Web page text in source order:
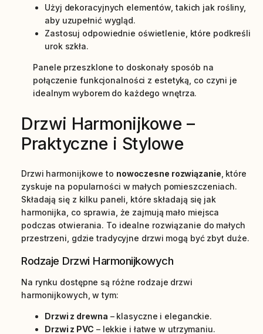
Użyj dekoracyjnych elementów, takich jak rośliny,
aby uzupełnić wygląd.
Zastosuj odpowiednie oświetlenie, które podkreśli
urok szkła.
Panele przeszklone to doskonały sposób na
połączenie funkcjonalności z estetyką, co czyni je
idealnym wyborem do każdego wnętrza.
Drzwi Harmonijkowe –
Praktyczne i Stylowe
Drzwi harmonijkowe to nowoczesne rozwiązanie , które
zyskuje na popularności w małych pomieszczeniach.
Składają się z kilku paneli, które składają się jak
harmonijka, co sprawia, że zajmują mało miejsca
podczas otwierania. To idealne rozwiązanie do małych
przestrzeni, gdzie tradycyjne drzwi mogą być zbyt duże.
Rodzaje Drzwi Harmonijkowych
Na rynku dostępne są różne rodzaje drzwi
harmonijkowych, w tym:
Drzwi z drewna – klasyczne i eleganckie.
Drzwi z PVC – lekkie i łatwe w utrzymaniu.